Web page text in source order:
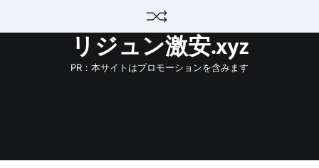
リジュン激安.xyz
PR：本サイトはプロモーションを含みます